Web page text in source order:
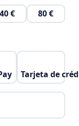
40 € 80 €
Tarjeta de